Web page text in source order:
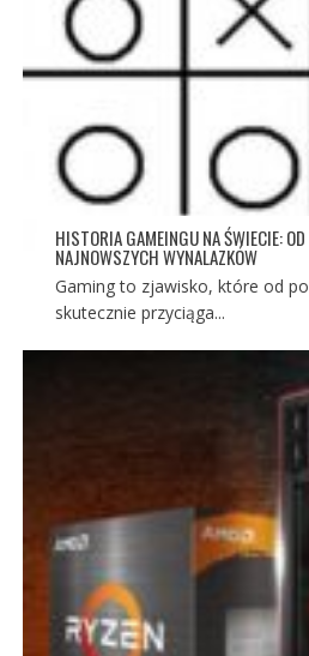
HISTORIA GAMEINGU NA ŚWIECIE:
NAJNOWSZYCH WYNALAZKÓW
Gaming to zjawisko, które od
skutecznie przyciąga...